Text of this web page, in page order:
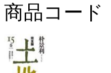
商品コード